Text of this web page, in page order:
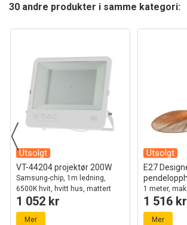
30 andre produkter i samme kategori:
Utsolgt
VT-44204 projektør 200W
Samsung-chip, 1m ledning,
6500K hvit, hvitt hus, mattert
glass, IP65
1 052 kr
Mer
Utsolgt
E27
1 meter,
Ø80cm, 2 års
1 516 kr
Mer